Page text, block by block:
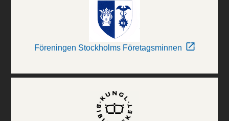
Föreningen Stockholms Företagsminnen